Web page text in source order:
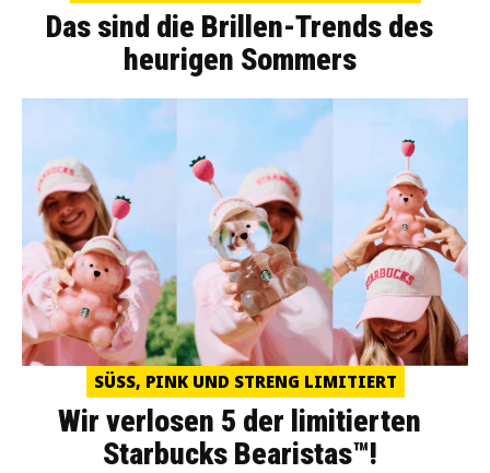
Das sind die Brillen-Trends des
heurigen Sommers
SÜSS, PINK UND STRENG LIMITIERT
Wir verlosen 5 der limitierten
Starbucks Bearistas™!